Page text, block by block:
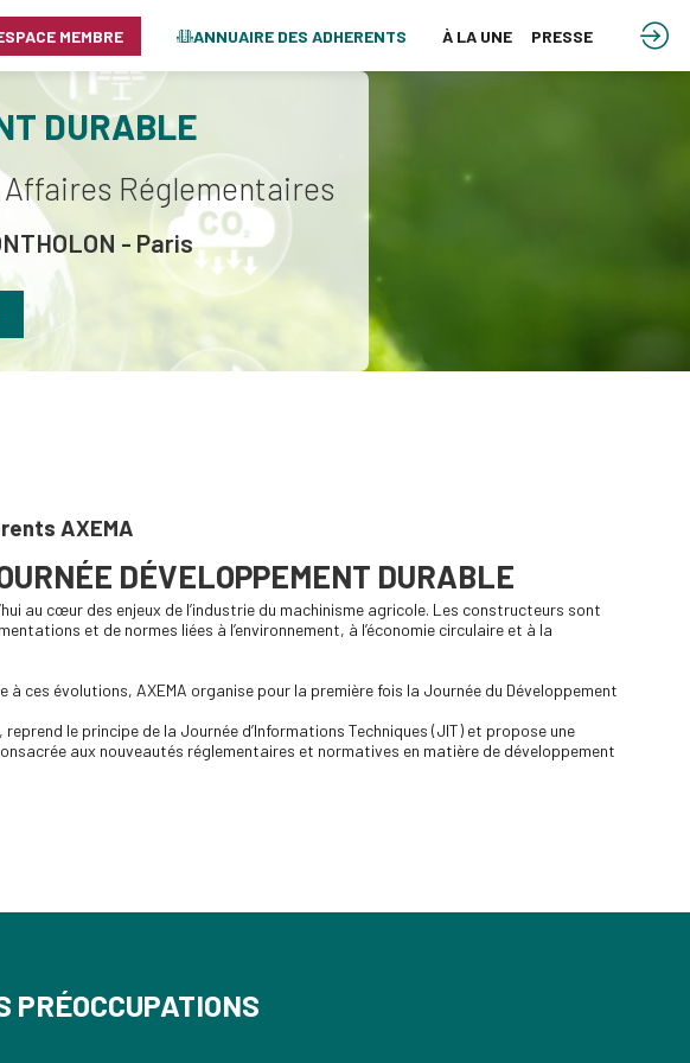
MEMBRE ANNUAIRE DES ADHERENTS À LA UNE PRESSE
DURABLE
Réglementaires
- Paris
AXEMA
DÉVELOPPEMENT DURABLE
au cœur des enjeux de l’industrie du machinisme agricole. Les constructeurs sont
et de normes liées à l’environnement, à l’économie circulaire et à la
à ces évolutions, AXEMA organise pour la première fois la Journée du Développement
le principe de la Journée d’Informations Techniques (JIT) et propose une
aux nouveautés réglementaires et normatives en matière de développement
PRÉOCCUPATIONS